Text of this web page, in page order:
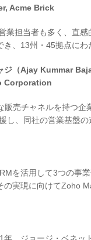
Acme Brick
業担当者も多く、直
、13州・45拠点にわ
ジ（Ajay Kummar
Corporation
販売チャネルを持つ
し、同社の営業基盤の
を活用して3つの事
実現に向けてZoho